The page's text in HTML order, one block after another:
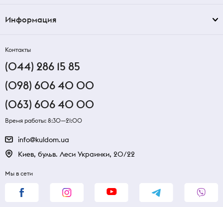
Информация
Контакты
(044) 286 15 85
(098) 606 40 00
(063) 606 40 00
Время работы: 8:30—21:00
info@kuldom.ua
Киев, бульв. Леси Украинки, 20/22
Мы в сети